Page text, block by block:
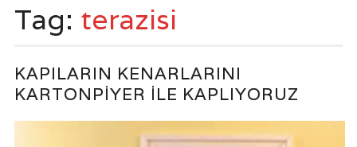
content
Tag: terazisi
KAPILARIN KENARLARINI
KARTONPIYER ILE KAPLIYORUZ